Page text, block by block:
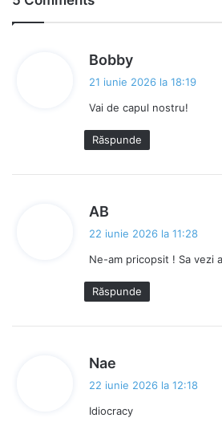
Bobby
n
e
:
21 iunie 2026 la 18:19
Vai de capul nostru!
Răspunde
AB
n
e
:
22 iunie 2026 la 11:28
Ne-am pricopsit ! Sa vezi
Răspunde
Nae
n
22 iunie 2026 la 12:18
Idiocracy